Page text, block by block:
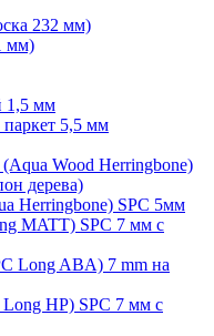
232 мм)
мм)
1,5 мм
5,5 мм
Wood Herringbone)
дерева)
Herringbone) SPC 5мм
MATT) SPC 7 мм с
Long ABA) 7 mm на
HP) SPC 7 мм с